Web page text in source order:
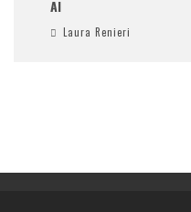
AI
Laura Renieri